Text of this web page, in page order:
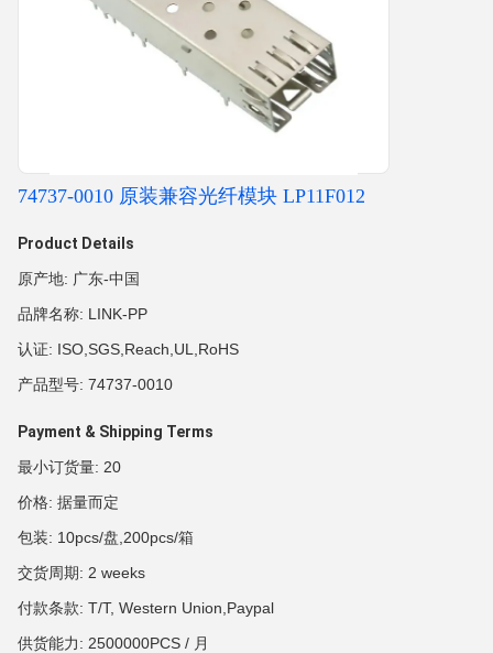
74737-0010 原装兼容光纤模块 LP11F012
Product Details
原产地: 广东-中国
品牌名称: LINK-PP
认证: ISO,SGS,Reach,UL,RoHS
产品型号: 74737-0010
Payment & Shipping Terms
最小订货量: 20
价格: 据量而定
包装: 10pcs/盘,200pcs/箱
交货周期: 2 weeks
付款条款: T/T, Western Union,Paypal
供货能力: 2500000PCS / 月